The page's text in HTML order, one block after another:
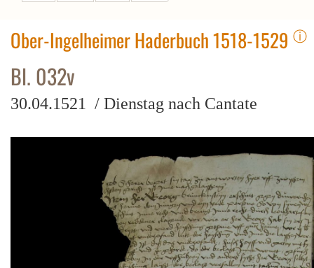
Ober-Ingelheimer Haderbuch 1518-1529 ⓘ
Bl. 032v
30.04.1521 / Dienstag nach Cantate